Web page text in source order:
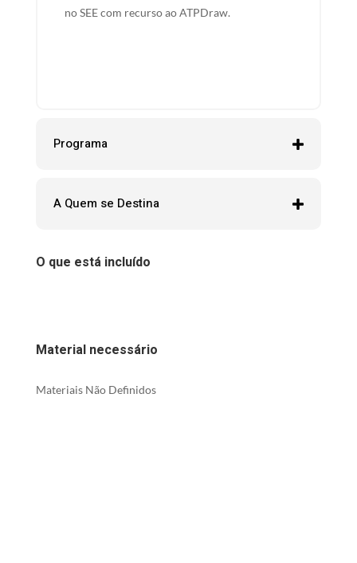
no SEE com recurso ao ATPDraw.
Programa
A Quem se Destina
O que está incluído
Material necessário
Materiais Não Definidos